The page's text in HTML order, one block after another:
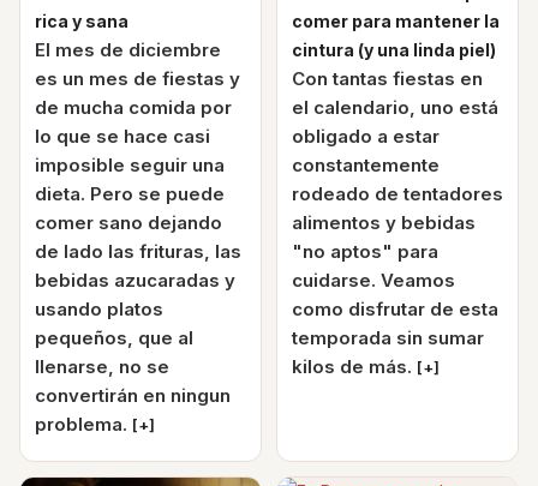
rica y sana
El mes de diciembre
es un mes de fiestas y
de mucha comida por
lo que se hace casi
imposible seguir una
dieta. Pero se puede
comer sano dejando
de lado las frituras, las
bebidas azucaradas y
usando platos
pequeños, que al
llenarse, no se
convertirán en ningun
problema. [+]
comer para mantener la
cintura (y una linda piel)
Con tantas fiestas en
el calendario, uno está
obligado a estar
constantemente
rodeado de tentadores
alimentos y bebidas
"no aptos" para
cuidarse. Veamos
como disfrutar de esta
temporada sin sumar
kilos de más. [+]